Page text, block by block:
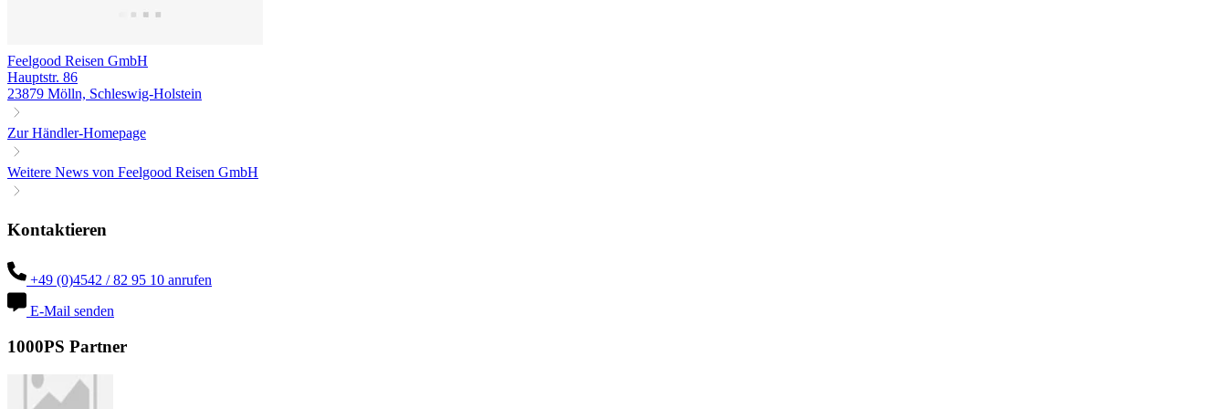
Feelgood Reisen GmbH
Hauptstr. 86
23879 Mölln, Schleswig-Holstein
Zur Händler-Homepage
Weitere News von Feelgood Reisen GmbH
Kontaktieren
+49 (0)4542 / 82 95 10 anrufen
E-Mail senden
1000PS Partner